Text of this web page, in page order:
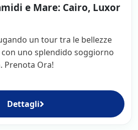
e Mare: Cairo, Luxor
un tour tra le bellezze
con uno splendido soggiorno
Prenota Ora!
Dettagli